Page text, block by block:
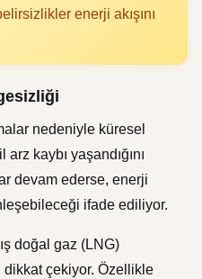
enerji akışını
nedeniyle küresel
kaybı yaşandığını
devam ederse, enerji
ifade ediliyor.
doğal gaz (LNG)
dikkat çekiyor. Özellikle